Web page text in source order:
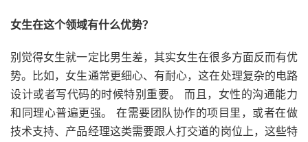
女生在这个领域有什么优势？
别觉得女生就一定比男生差，其实女生在很多方面反而有优
势。比如，女生通常更细心、有耐心，这在处理复杂的电路
设计或者写代码的时候特别重要。 而且，女性的沟通能力
和同理心普遍更强。 在需要团队协作的项目里，或者在做
技术支持、产品经理这类需要跟人打交道的岗位上，这些特